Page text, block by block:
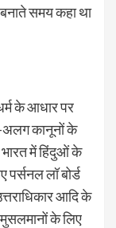
समय कहा था
के आधार पर
कानूनों के
भारत में हिंदुओं के
लॉ बोर्ड
आदि के
के लिए